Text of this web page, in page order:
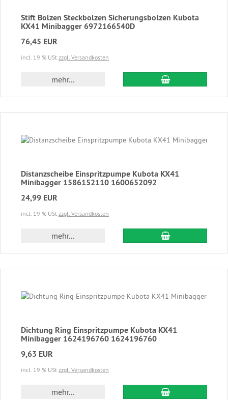
Stift Bolzen Steckbolzen Sicherungsbolzen Kubota
KX41 Minibagger 6972166540D
76,45 EUR
incl. 19 % USt zzgl. Versandkosten
mehr... In den
Distanzscheibe Einspritzpumpe Kubota KX41
Minibagger 1586152110 1600652092
24,99 EUR
incl. 19 % USt zzgl. Versandkosten
mehr... In den
Dichtung Ring Einspritzpumpe Kubota KX41
Minibagger 1624196760 1624196760
9,63 EUR
incl. 19 % USt zzgl. Versandkosten
mehr... In den